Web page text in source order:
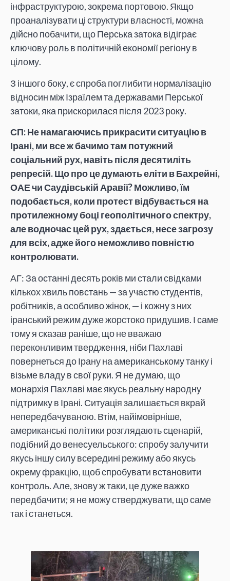
інфраструктурою, зокрема портовою. Якщо
проаналізувати ці структури власності, можна
дійсно побачити, що Перська затока відіграє
ключову роль в політичній економії регіону в
цілому.
З іншого боку, є спроба поглибити нормалізацію
відносин між Ізраїлем та державами Перської
затоки, яка прискорилася після 2023 року.
СП: Не намагаючись прикрасити ситуацію в
Ірані, ми все ж бачимо там потужний
соціальний рух, навіть після десятиліть
репресій. Що про це думають еліти в Бахрейні,
ОАЕ чи Саудівській Аравії? Можливо, їм
подобається, коли протест відбувається на
протилежному боці геополітичного спектру,
але водночас цей рух, здається, несе загрозу
для всіх, адже його неможливо повністю
контролювати.
АГ: За останні десять років ми стали свідками
кількох хвиль повстань — за участю студентів,
робітників, а особливо жінок, — і кожну з них
іранський режим дуже жорстоко придушив. І саме
тому я сказав раніше, що не вважаю
переконливим твердження, ніби Пахлаві
повернеться до Ірану на американському танку і
візьме владу в свої руки. Я не думаю, що
монархія Пахлаві має якусь реальну народну
підтримку в Ірані. Ситуація залишається вкрай
непередбачуваною. Втім, найімовірніше,
американські політики розглядають сценарій,
подібний до венесуельського: спробу залучити
якусь іншу силу всередині режиму або якусь
окрему фракцію, щоб спробувати встановити
контроль. Але, знову ж таки, це дуже важко
передбачити; я не можу стверджувати, що саме
так і станеться.